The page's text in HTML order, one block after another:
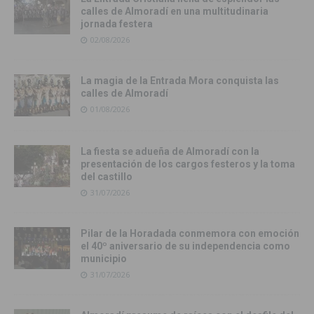
calles de Almoradí en una multitudinaria
jornada festera
02/08/2026
La magia de la Entrada Mora conquista las
calles de Almoradí
01/08/2026
La fiesta se adueña de Almoradí con la
presentación de los cargos festeros y la toma
del castillo
31/07/2026
Pilar de la Horadada conmemora con emoción
el 40º aniversario de su independencia como
municipio
31/07/2026